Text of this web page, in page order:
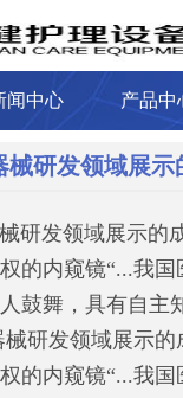
闻中心 产品中
械研发领域展示
发领域展示的成
的内窥镜“...我
鼓舞，具有自主
研发领域展示的
的内窥镜“...我